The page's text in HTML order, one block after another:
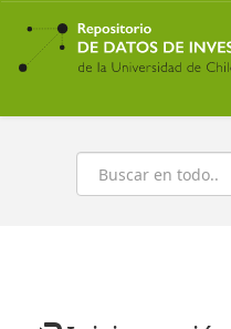
Ir
contenido
principal
Buscar